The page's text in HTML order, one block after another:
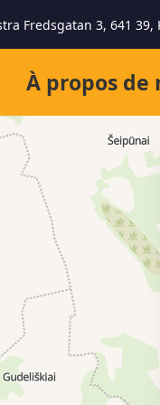
Fredsgatan 3, 641
À propos de